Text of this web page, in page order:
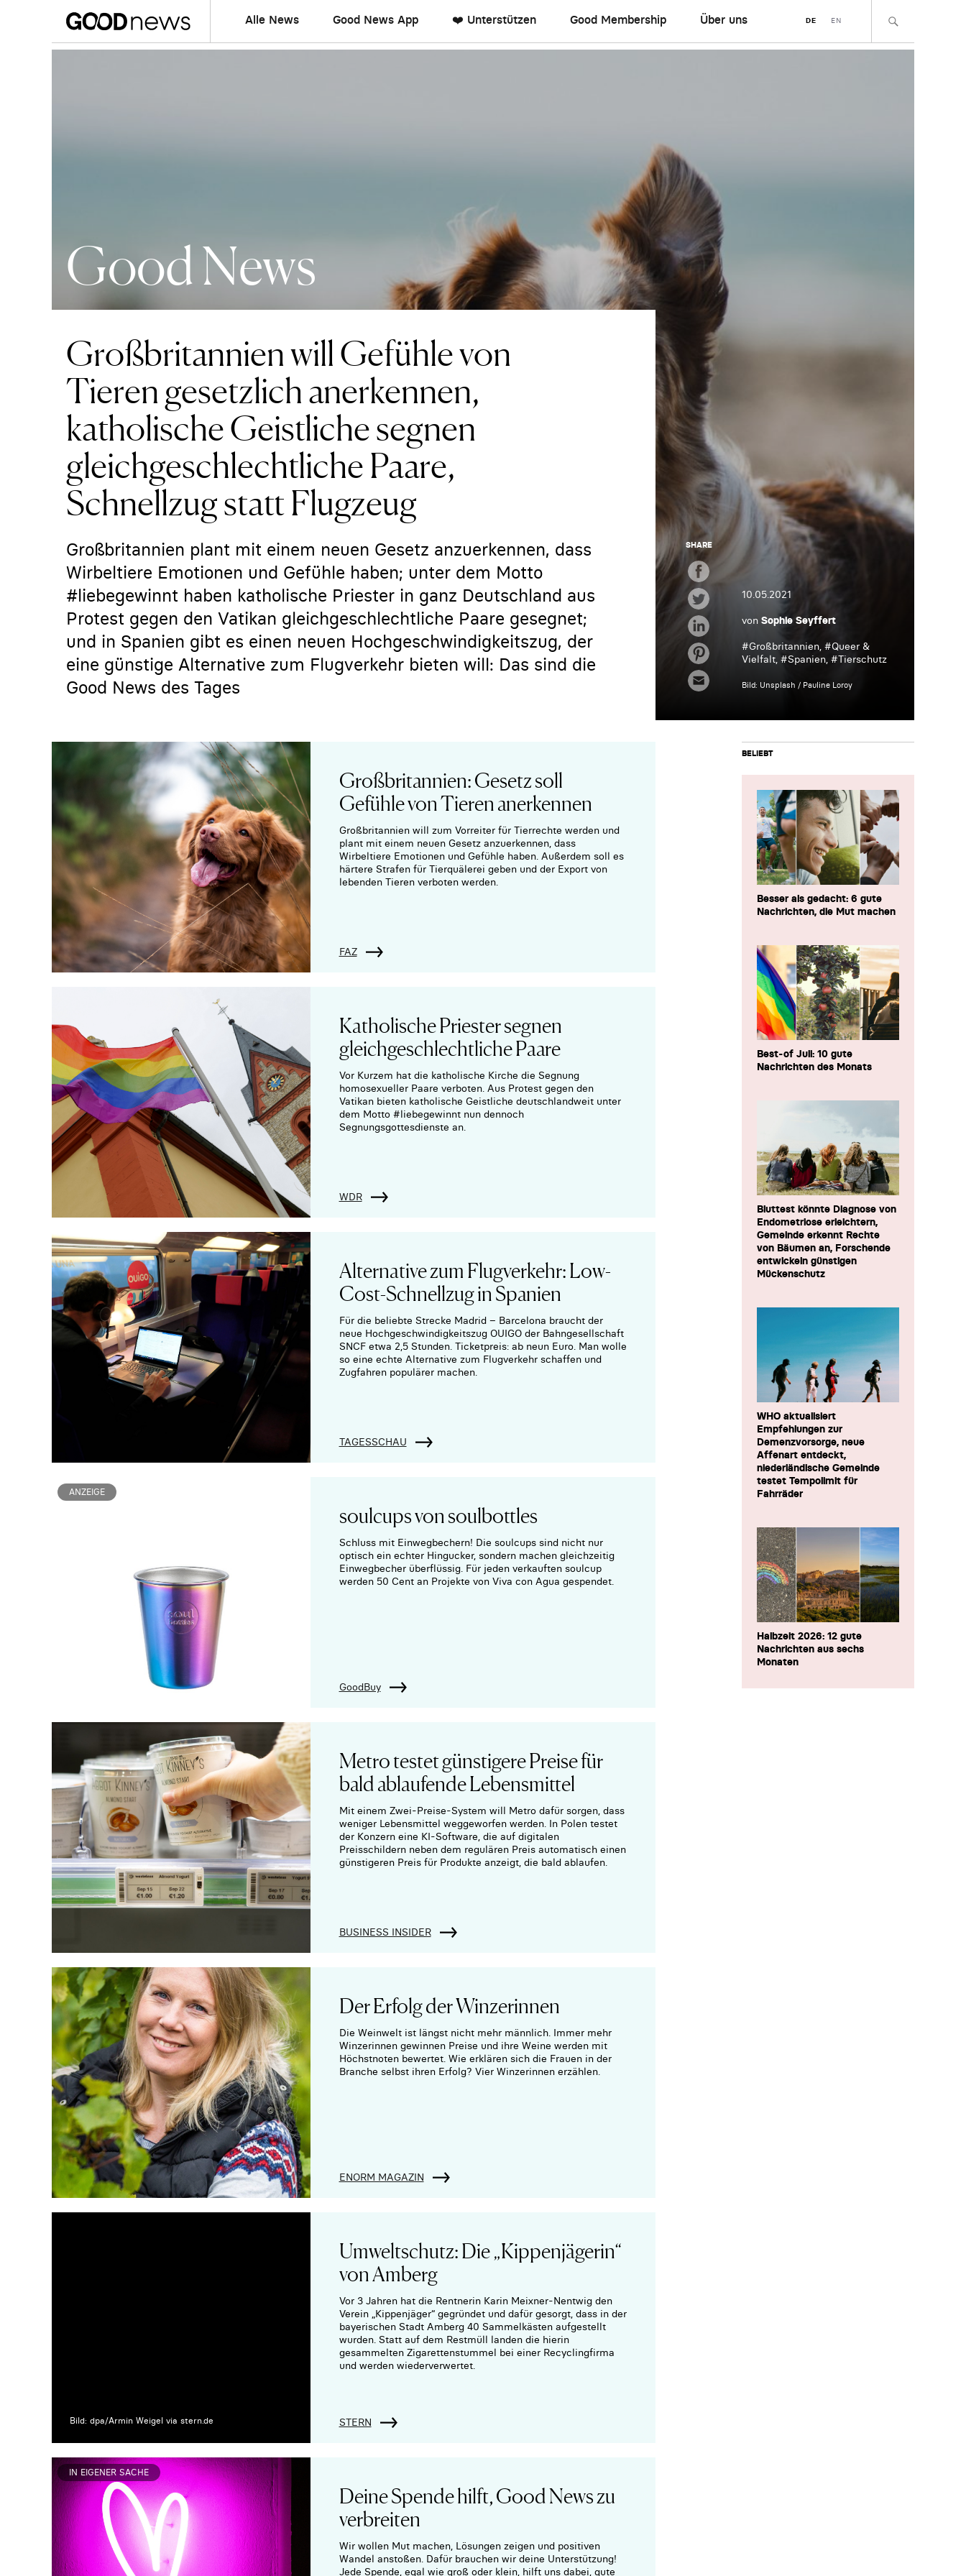
Alle News Good News App ❤️ Unterstützen Good Membership Über uns DE EN
Good News
Großbritannien will Gefühle von
Tieren gesetzlich anerkennen,
katholische Geistliche segnen
gleichgeschlechtliche Paare,
Schnellzug statt Flugzeug
Großbritannien plant mit einem neuen Gesetz anzuerkennen, dass
Wirbeltiere Emotionen und Gefühle haben; unter dem Motto
#liebegewinnt haben katholische Priester in ganz Deutschland aus
Protest gegen den Vatikan gleichgeschlechtliche Paare gesegnet;
und in Spanien gibt es einen neuen Hochgeschwindigkeitszug, der
eine günstige Alternative zum Flugverkehr bieten will: Das sind die
Good News des Tages
SHARE
10.05.2021
von Sophie Seyffert
#Großbritannien, #Queer &
Vielfalt, #Spanien, #Tierschutz
Bild: Unsplash / Pauline Loroy
Großbritannien: Gesetz soll
Gefühle von Tieren anerkennen
Großbritannien will zum Vorreiter für Tierrechte werden und
plant mit einem neuen Gesetz anzuerkennen, dass
Wirbeltiere Emotionen und Gefühle haben. Außerdem soll es
härtere Strafen für Tierquälerei geben und der Export von
lebenden Tieren verboten werden.
FAZ
Katholische Priester segnen
gleichgeschlechtliche Paare
Vor Kurzem hat die katholische Kirche die Segnung
homosexueller Paare verboten. Aus Protest gegen den
Vatikan bieten katholische Geistliche deutschlandweit unter
dem Motto #liebegewinnt nun dennoch
Segnungsgottesdienste an.
WDR
Alternative zum Flugverkehr: Low-
Cost-Schnellzug in Spanien
Für die beliebte Strecke Madrid – Barcelona braucht der
neue Hochgeschwindigkeitszug OUIGO der Bahngesellschaft
SNCF etwa 2,5 Stunden. Ticketpreis: ab neun Euro. Man wolle
so eine echte Alternative zum Flugverkehr schaffen und
Zugfahren populärer machen.
TAGESSCHAU
ANZEIGE
soulcups von soulbottles
Schluss mit Einwegbechern! Die soulcups sind nicht nur
optisch ein echter Hingucker, sondern machen gleichzeitig
Einwegbecher überflüssig. Für jeden verkauften soulcup
werden 50 Cent an Projekte von Viva con Agua gespendet.
GoodBuy
Metro testet günstigere Preise für
bald ablaufende Lebensmittel
Mit einem Zwei-Preise-System will Metro dafür sorgen, dass
weniger Lebensmittel weggeworfen werden. In Polen testet
der Konzern eine KI-Software, die auf digitalen
Preisschildern neben dem regulären Preis automatisch einen
günstigeren Preis für Produkte anzeigt, die bald ablaufen.
BUSINESS INSIDER
Der Erfolg der Winzerinnen
Die Weinwelt ist längst nicht mehr männlich. Immer mehr
Winzerinnen gewinnen Preise und ihre Weine werden mit
Höchstnoten bewertet. Wie erklären sich die Frauen in der
Branche selbst ihren Erfolg? Vier Winzerinnen erzählen.
ENORM MAGAZIN
Bild: dpa/Armin Weigel via stern.de
Umweltschutz: Die „Kippenjägerin“
von Amberg
Vor 3 Jahren hat die Rentnerin Karin Meixner-Nentwig den
Verein „Kippenjäger“ gegründet und dafür gesorgt, dass in der
bayerischen Stadt Amberg 40 Sammelkästen aufgestellt
wurden. Statt auf dem Restmüll landen die hierin
gesammelten Zigarettenstummel bei einer Recyclingfirma
und werden wiederverwertet.
STERN
IN EIGENER SACHE
Deine Spende hilft, Good News zu
verbreiten
Wir wollen Mut machen, Lösungen zeigen und positiven
Wandel anstoßen. Dafür brauchen wir deine Unterstützung!
Jede Spende, egal wie groß oder klein, hilft uns dabei, gute
BELIEBT
Besser als gedacht: 6 gute
Nachrichten, die Mut machen
Best-of Juli: 10 gute
Nachrichten des Monats
Bluttest könnte Diagnose von
Endometriose erleichtern,
Gemeinde erkennt Rechte
von Bäumen an, Forschende
entwickeln günstigen
Mückenschutz
WHO aktualisiert
Empfehlungen zur
Demenzvorsorge, neue
Affenart entdeckt,
niederländische Gemeinde
testet Tempolimit für
Fahrräder
Halbzeit 2026: 12 gute
Nachrichten aus sechs
Monaten